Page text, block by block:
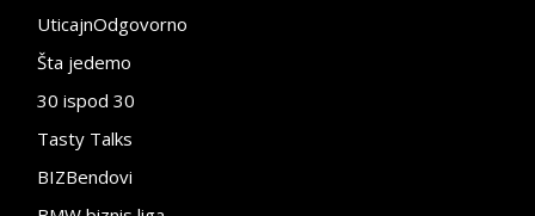
UticajnOdgovorno
Šta jedemo
30 ispod 30
Tasty Talks
BIZBendovi